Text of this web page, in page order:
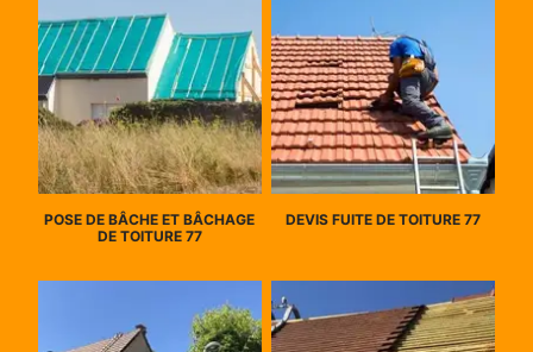
POSE DE BÂCHE ET BÂCHAGE
DE TOITURE 77
DEVIS FUITE DE TOITURE 77